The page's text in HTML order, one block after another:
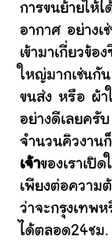
การขนย้ายให้
อากาศ อย่างเ
เข้ามาเกี่ยวข้อ
ใหญ่มากเช่นกั
ขนส่ง หรือ ผ้า
อย่างดีเลยครับ
จำนวนคิวงาน
เจ้าของเราเปิ
เพียงต่อความ
ว่าจะกรุงเทพ
ได้ตลอด24ชม